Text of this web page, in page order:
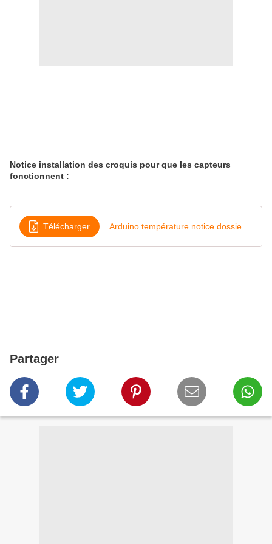
Notice installation des croquis pour que les capteurs
fonctionnent :
Télécharger
Partager